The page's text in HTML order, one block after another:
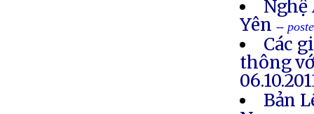
Nghệ
Yên --
Các
thông
Bản